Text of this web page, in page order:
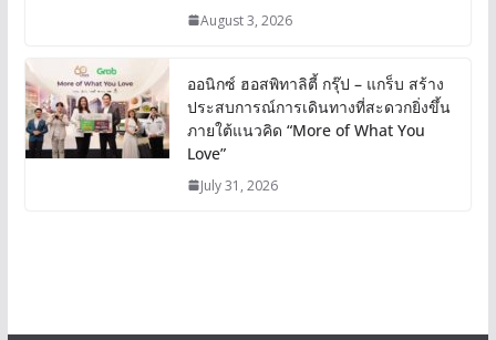
August 3, 2026
ออนิกซ์ ฮอสพิทาลิตี้ กรุ๊ป – แกร็บ สร้าง
ประสบการณ์การเดินทางที่สะดวกยิ่งขึ้น
ภายใต้แนวคิด “More of What You
Love”
July 31, 2026